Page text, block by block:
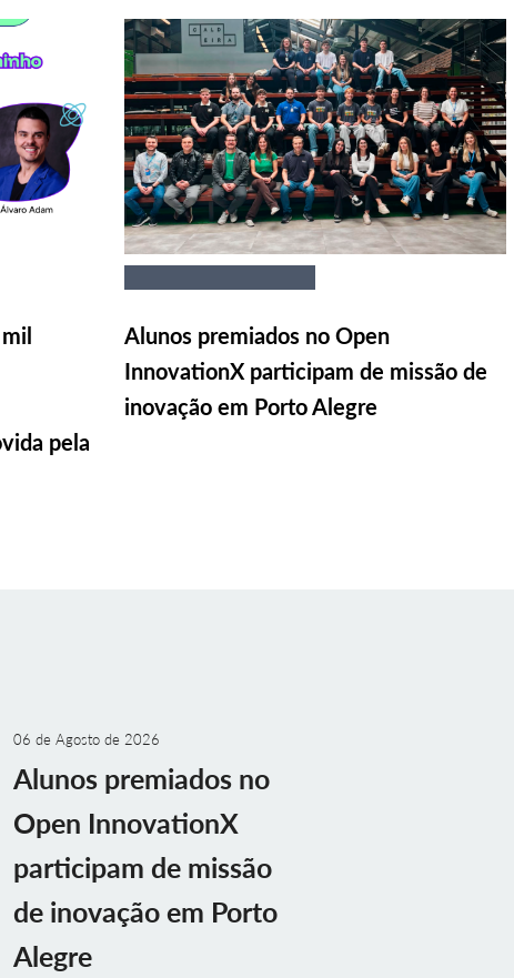
pela
Alunos premiados no Open
InnovationX participam de missão de
inovação em Porto Alegre
06 de Agosto de 2026
Alunos premiados no
Open InnovationX
participam de missão
de inovação em Porto
Alegre